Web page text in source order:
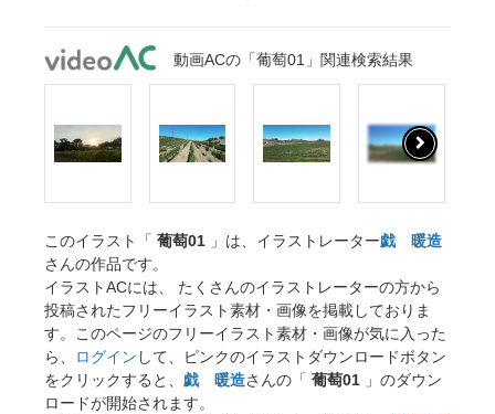
動画ACの「葡萄01」関連検索結果
このイラスト「 葡萄01 」は、イラストレーター戯 暖造
さんの作品です。
イラストACには、 たくさんのイラストレーターの方から
投稿されたフリーイラスト素材・画像を掲載しておりま
す。このページのフリーイラスト素材・画像が気に入った
ら、
ログイン して、ピンクのイラストダウンロードボタン
をクリックすると、 戯 暖造さんの「 葡萄01 」のダウン
ロードが開始されます。